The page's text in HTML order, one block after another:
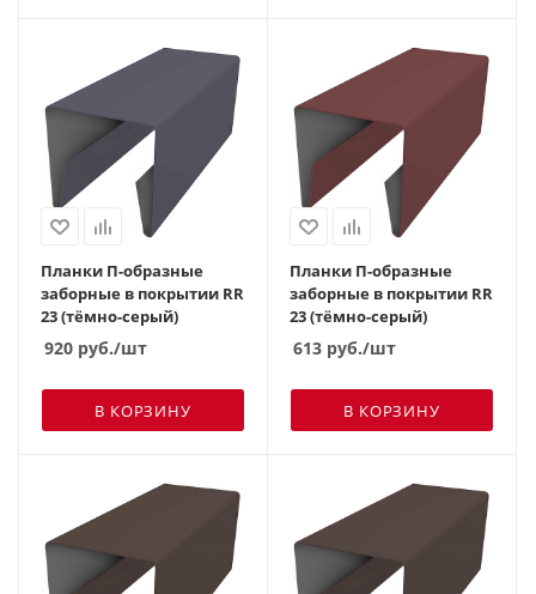
Планки П-образные
заборные в покрытии RR
23 (тёмно-серый)
920 руб./шт
В КОРЗИНУ
Планки П-образные
заборные в покрытии RR
23 (тёмно-серый)
613 руб./шт
В КОРЗИНУ